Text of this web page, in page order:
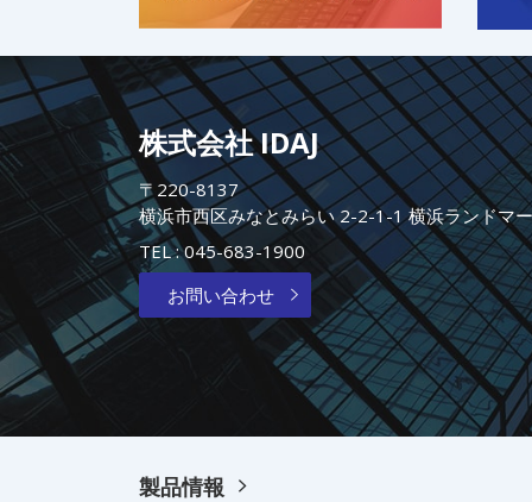
株式会社 IDAJ
〒220-8137
横浜市西区みなとみらい 2-2-1-1 横浜ランドマ
TEL :045-683-1900
お問い合わせ
製品情報